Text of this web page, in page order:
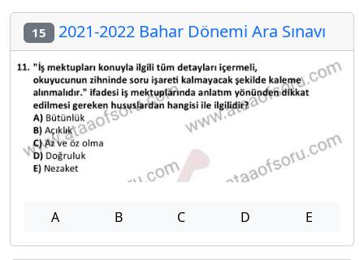
15 2021-2022 Bahar Dönemi Ara Sınavı
A B C D E